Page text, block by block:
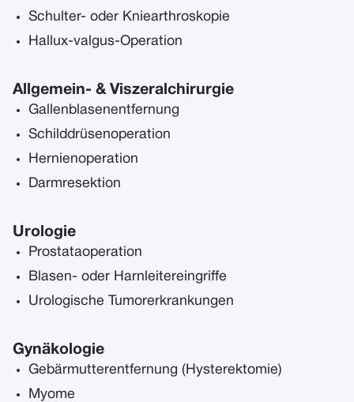
Schulter- oder Kniearthroskopie
Hallux-valgus-Operation
Allgemein- & Viszeralchirurgie
Gallenblasenentfernung
Schilddrüsenoperation
Hernienoperation
Darmresektion
Urologie
Prostataoperation
Blasen- oder Harnleitereingriffe
Urologische Tumorerkrankungen
Gynäkologie
Gebärmutterentfernung (Hysterektomie)
Myome